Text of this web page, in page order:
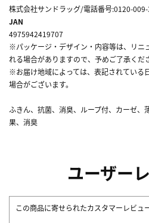
株式会社サンドラッグ/電話番号:0120-
JAN
4975942419707
※パッケージ・デザイン・内容等は、リニ
れる場合がありますので、予めご了承くだ
※お届け地域によっては、表記されている
場合がございます。
ふきん、抗菌、消臭、ループ付、カーゼ、
果、消臭
ユーザー
この商品に寄せられたカスタマーレビュ